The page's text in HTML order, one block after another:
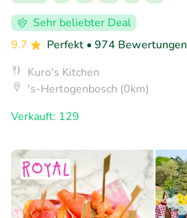
Sehr beliebter Deal
9.7
Perfekt • 974 Bewertungen
Kuro's Kitchen
's-Hertogenbosch (0km)
Verkauft: 129